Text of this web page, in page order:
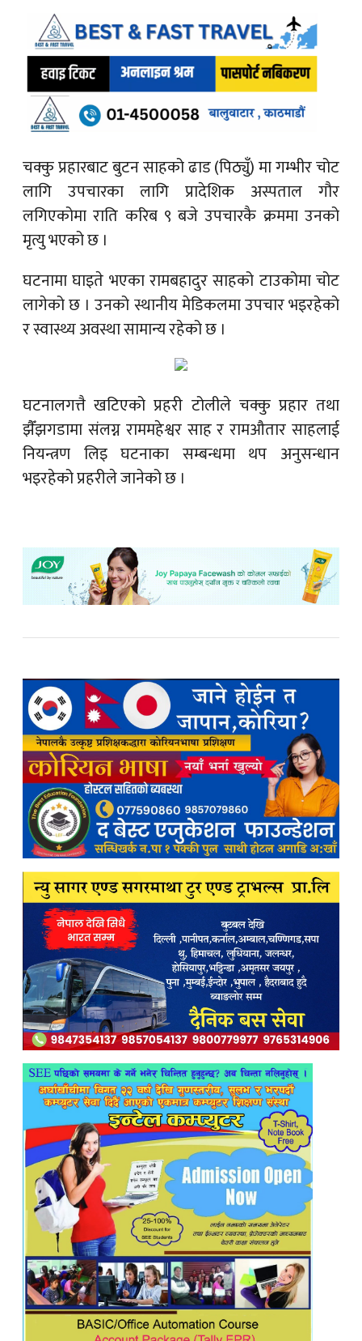
चक्कु प्रहारबाट बुटन साहको ढाड (पिठ्युँ) मा गम्भीर चोट
लागि उपचारका लागि प्रादेशिक अस्पताल गौर
लगिएकोमा राति करिब ९ बजे उपचारकै क्रममा उनको
मृत्यु भएको छ ।
घटनामा घाइते भएका रामबहादुर साहको टाउकोमा चोट
लागेको छ । उनको स्थानीय मेडिकलमा उपचार भइरहेको
र स्वास्थ्य अवस्था सामान्य रहेको छ ।
घटनालगत्तै खटिएको प्रहरी टोलीले चक्कु प्रहार तथा
झैँझगडामा संलग्न राममहेश्वर साह र रामऔतार साहलाई
नियन्त्रण लिइ घटनाका सम्बन्धमा थप अनुसन्धान
भइरहेको प्रहरीले जानेको छ ।